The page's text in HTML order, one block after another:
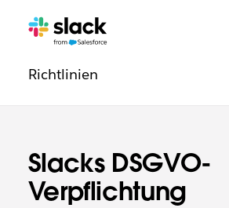
Slacks DSGVO-
Verpflichtung
Navigation
Zusätzliche
Richtlinien-